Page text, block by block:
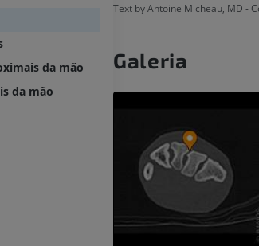
da mão
da mão
Text by Antoine Micheau, MD -
Galeria